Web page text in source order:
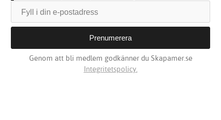
Genom att bli medlem godkänner du Skapamer.se
Integritetspolicy.